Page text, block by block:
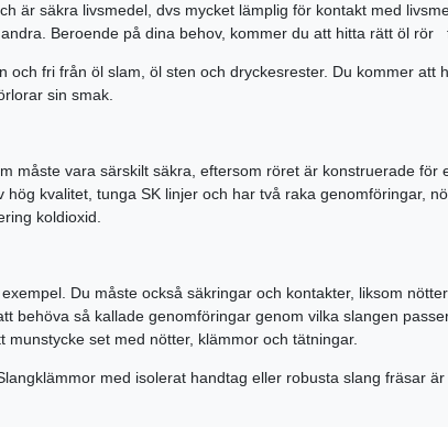
är säkra livsmedel, dvs mycket lämplig för kontakt med
Beroende på dina behov, kommer du att hitta rätt öl rör
och fri från öl slam, öl sten och dryckesrester. Du kommer att
sin smak.
måste vara särskilt säkra, eftersom röret är konstruerade
kvalitet, tunga SK linjer och har två raka genomföringar,
koldioxid.
Du måste också säkringar och kontakter, liksom
behöva så kallade genomföringar genom vilka slangen
set med nötter, klämmor och tätningar.
med isolerat handtag eller robusta slang fräsar